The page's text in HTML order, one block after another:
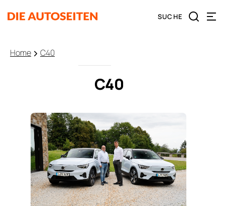
Home C40
C40